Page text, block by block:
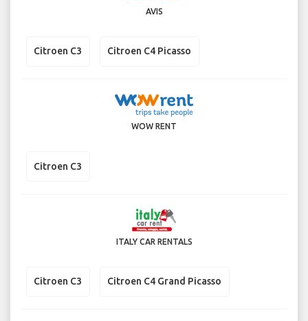
AVIS
Citroen C3 Citroen C4 Picasso
WOW RENT
Citroen C3
ITALY CAR RENTALS
Citroen C3 Citroen C4 Grand Picasso